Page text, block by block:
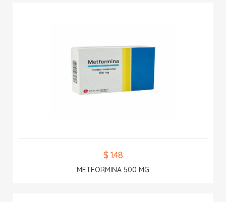
$ 1.48
METFORMINA 500 MG